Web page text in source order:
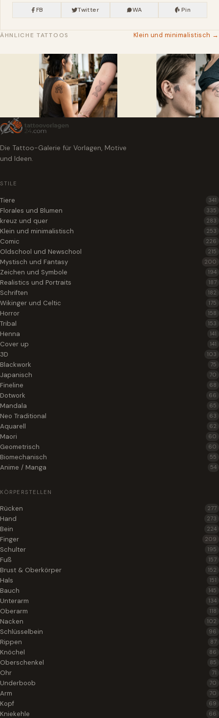
FB Twitter WA Pin
ÄHNLICHE TATTOOS Klein und minimalistisch →
Die Tattoo-Galerie für Vorlagen, Motive
und Ideen.
STILE
Tiere 341
Florales und Blumen 335
kreuz und quer 283
Klein und minimalistisch 253
Comic 226
Oldschool und Newschool 215
Mystisch und Fantasy 200
Zeichen und Symbole 194
Realistics und Portraits 187
Schriften 182
Wikinger und Celtic 175
Horror 158
Tribal 153
Henna 141
Cover up 141
3D 103
Blackwork 75
Japanisch 70
Fineline 68
Dotwork 66
Mandala 65
Neo Traditional 63
Aquarell 62
Maori 60
Geometrisch 60
Biomechanisch 55
Anime / Manga 54
KÖRPERSTELLEN
Rücken 277
Hand 273
Bein 224
Finger 209
Schulter 195
Fuß 157
Brust & Oberkörper 152
Hals 151
Bauch 145
Unterarm 134
Oberarm 118
Nacken 102
Schlüsselbein 96
Rippen 87
Knöchel 86
Oberschenkel 85
Ohr 71
Underboob 70
Arm 70
Kopf 69
Kniekehle 66